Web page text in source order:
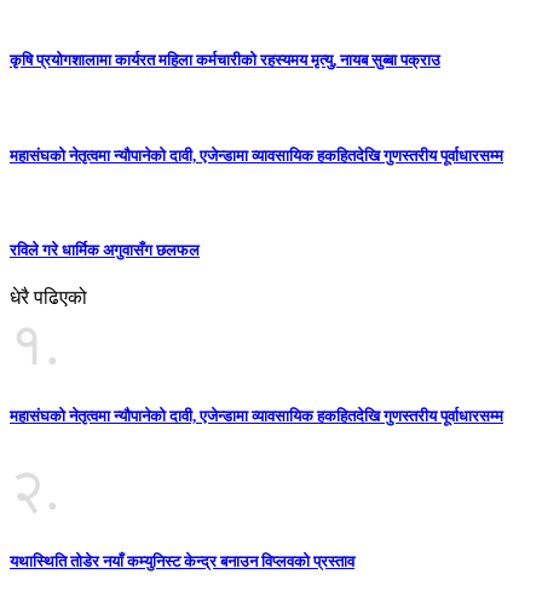
कृषि प्रयोगशालामा कार्यरत महिला कर्मचारीको रहस्यमय मृत्यु, नायब सुब्बा पक्राउ
महासंघको नेतृत्वमा न्यौपानेको दावी, एजेन्डामा व्यावसायिक हकहितदेखि गुणस्तरीय पूर्वाधारसम्म
रविले गरे धार्मिक अगुवासँग छलफल
धेरै पढिएको
१.
महासंघको नेतृत्वमा न्यौपानेको दावी, एजेन्डामा व्यावसायिक हकहितदेखि गुणस्तरीय पूर्वाधारसम्म
२.
यथास्थिति तोडेर नयाँ कम्युनिस्ट केन्द्र बनाउन विप्लवको प्रस्ताव